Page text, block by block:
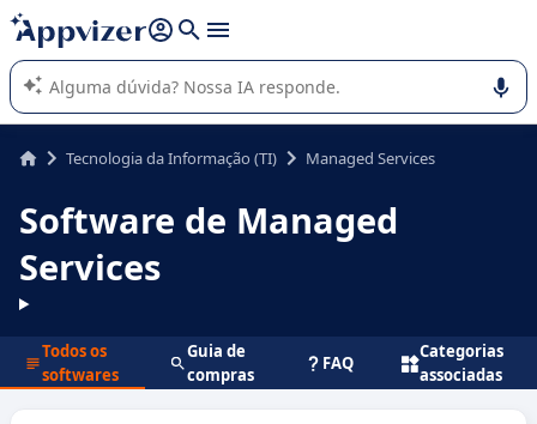
de nossa IA (várias linhas com
A IA do Appvizer o orienta no uso ou na seleção de software
SaaS para sua empresa.
Tecnologia da Informação (TI) Managed Services
Software de Managed
Services
Todos os
softwares
Guia de
compras
FAQ
Categorias
associadas